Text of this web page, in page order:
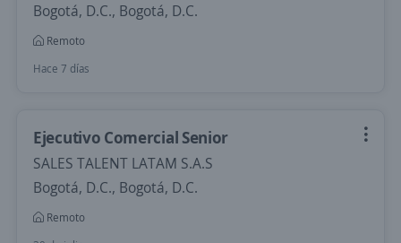
Bogotá, D.C., Bogotá, D.C.
Remoto
Hace 7 días
Ejecutivo Comercial Senior
SALES TALENT LATAM S.A.S
Bogotá, D.C., Bogotá, D.C.
Remoto